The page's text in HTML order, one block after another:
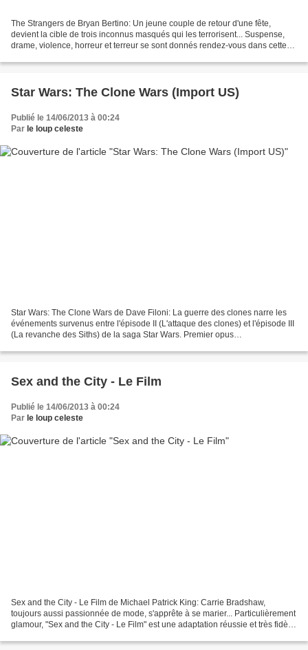
The Strangers de Bryan Bertino: Un jeune couple de retour d'une fête,
devient la cible de trois inconnus masqués qui les terrorisent... Suspense,
drame, violence, horreur et terreur se sont donnés rendez-vous dans cette
Star Wars: The Clone Wars (Import US)
Publié le 14/06/2013 à 00:24
Par le loup celeste
Star Wars: The Clone Wars de Dave Filoni: La guerre des clones narre les
événements survenus entre l'épisode II (L'attaque des clones) et l'épisode III
(La revanche des Siths) de la saga Star Wars. Premier opus
Sex and the City - Le Film
Publié le 14/06/2013 à 00:24
Par le loup celeste
Sex and the City - Le Film de Michael Patrick King: Carrie Bradshaw,
toujours aussi passionnée de mode, s'apprête à se marier... Particulièrement
glamour, "Sex and the City - Le Film" est une adaptation réussie et très fidèle